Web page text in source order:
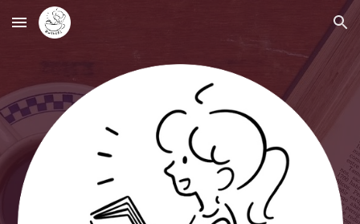
Skip to main content Skip to navigation